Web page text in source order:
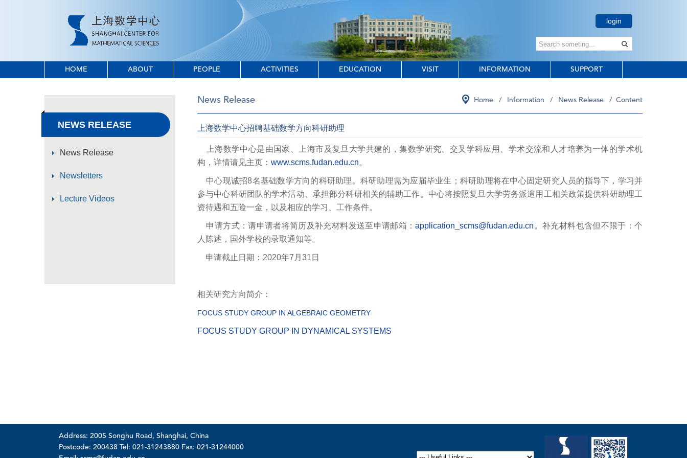
login
HOME ABOUT PEOPLE ACTIVITIES EDUCATION VISIT INFORMATION SUPPORT
NEWS RELEASE
News Release
Newsletters
Lecture Videos
News Release Home / Information / News Release / Content
上海数学中心招聘基础数学方向科研助理
上海数学中心是由国家、上海市及复旦大学共建的，集数学研究、交叉学科应用、学术交流和人才培养为一体的学术机
构，详情请见主页： www.scms.fudan.edu.cn。
中心现诚招8名基础数学方向的科研助理。科研助理需为应届毕业生；科研助理将在中心固定研究人员的指导下，学习并
参与中心科研团队的学术活动、承担部分科研相关的辅助工作。中心将按照复旦大学劳务派遣用工相关政策提供科研助理工
资待遇和五险一金，以及相应的学习、工作条件。
申请方式：请申请者将简历及补充材料发送至申请邮箱：application_scms@fudan.edu.cn 。补充材料包含但不限于：个
人陈述，国外学校的录取通知等。
申请截止日期：2020年7月31日
相关研究方向简介：
FOCUS STUDY GROUP IN ALGEBRAIC GEOMETRY
FOCUS STUDY GROUP IN DYNAMICAL SYSTEMS
Address: 2005 Songhu Road, Shanghai, China
Postcode: 200438 Tel: 021-31243880 Fax: 021-31244000